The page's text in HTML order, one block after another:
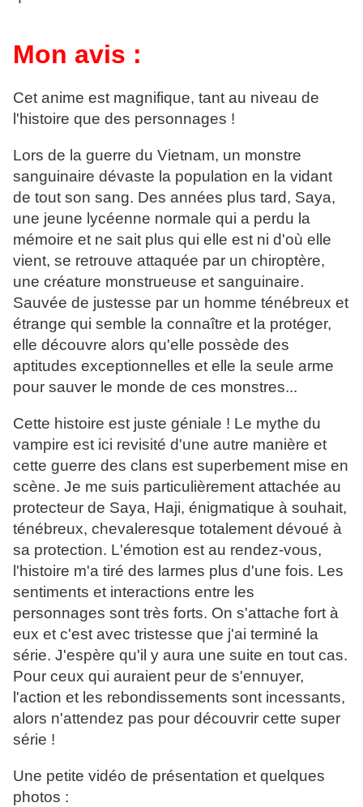
Mon avis :
Cet anime est magnifique, tant au niveau de
l'histoire que des personnages !
Lors de la guerre du Vietnam, un monstre
sanguinaire dévaste la population en la vidant
de tout son sang. Des années plus tard, Saya,
une jeune lycéenne normale qui a perdu la
mémoire et ne sait plus qui elle est ni d'où elle
vient, se retrouve attaquée par un chiroptère,
une créature monstrueuse et sanguinaire.
Sauvée de justesse par un homme ténébreux et
étrange qui semble la connaître et la protéger,
elle découvre alors qu'elle possède des
aptitudes exceptionnelles et elle la seule arme
pour sauver le monde de ces monstres...
Cette histoire est juste géniale ! Le mythe du
vampire est ici revisité d'une autre manière et
cette guerre des clans est superbement mise en
scène. Je me suis particulièrement attachée au
protecteur de Saya, Haji, énigmatique à souhait,
ténébreux, chevaleresque totalement dévoué à
sa protection. L'émotion est au rendez-vous,
l'histoire m'a tiré des larmes plus d'une fois. Les
sentiments et interactions entre les
personnages sont très forts. On s'attache fort à
eux et c'est avec tristesse que j'ai terminé la
série. J'espère qu'il y aura une suite en tout cas.
Pour ceux qui auraient peur de s'ennuyer,
l'action et les rebondissements sont incessants,
alors n'attendez pas pour découvrir cette super
série !
Une petite vidéo de présentation et quelques
photos :